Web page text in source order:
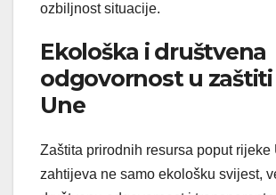
ozbiljnost situacije.
Ekološka i društvena
odgovornost u zaštiti
Une
Zaštita prirodnih resursa poput rijeke
zahtijeva ne samo ekološku svijest,